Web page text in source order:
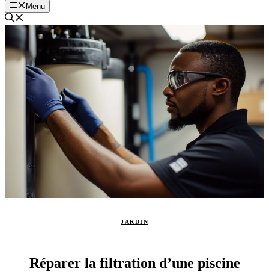
Menu
JARDIN
Réparer la filtration d’une piscine